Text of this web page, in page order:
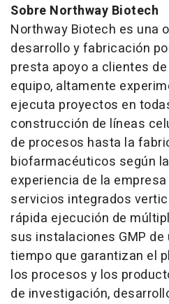
Sobre Northway Biotech
Northway Biotech es una
desarrollo y fabricación
presta apoyo a clientes
equipo, altamente
ejecuta proyectos en
construcción de líneas
de procesos hasta la
biofarmacéuticos según
experiencia de la
servicios integrados
rápida ejecución de
sus instalaciones GMP
tiempo que garantizan el
los procesos y los
de investigación,